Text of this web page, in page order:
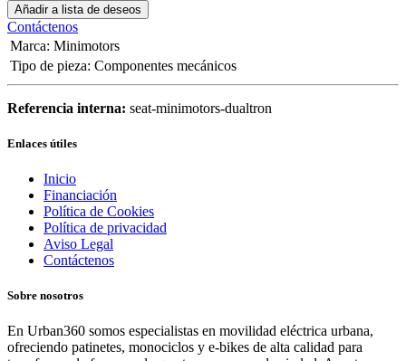
Añadir a lista de deseos
Contáctenos
Marca: Minimotors
Tipo de pieza: Componentes mecánicos
Referencia interna: seat-minimotors-dualtron
Enlaces útiles
Inicio
Financiación
Política de Cookies
Política de privacidad
Aviso Legal
Contáctenos
Sobre nosotros
En Urban360 somos especialistas en movilidad eléctrica urbana,
ofreciendo patinetes, monociclos y e-bikes de alta calidad para